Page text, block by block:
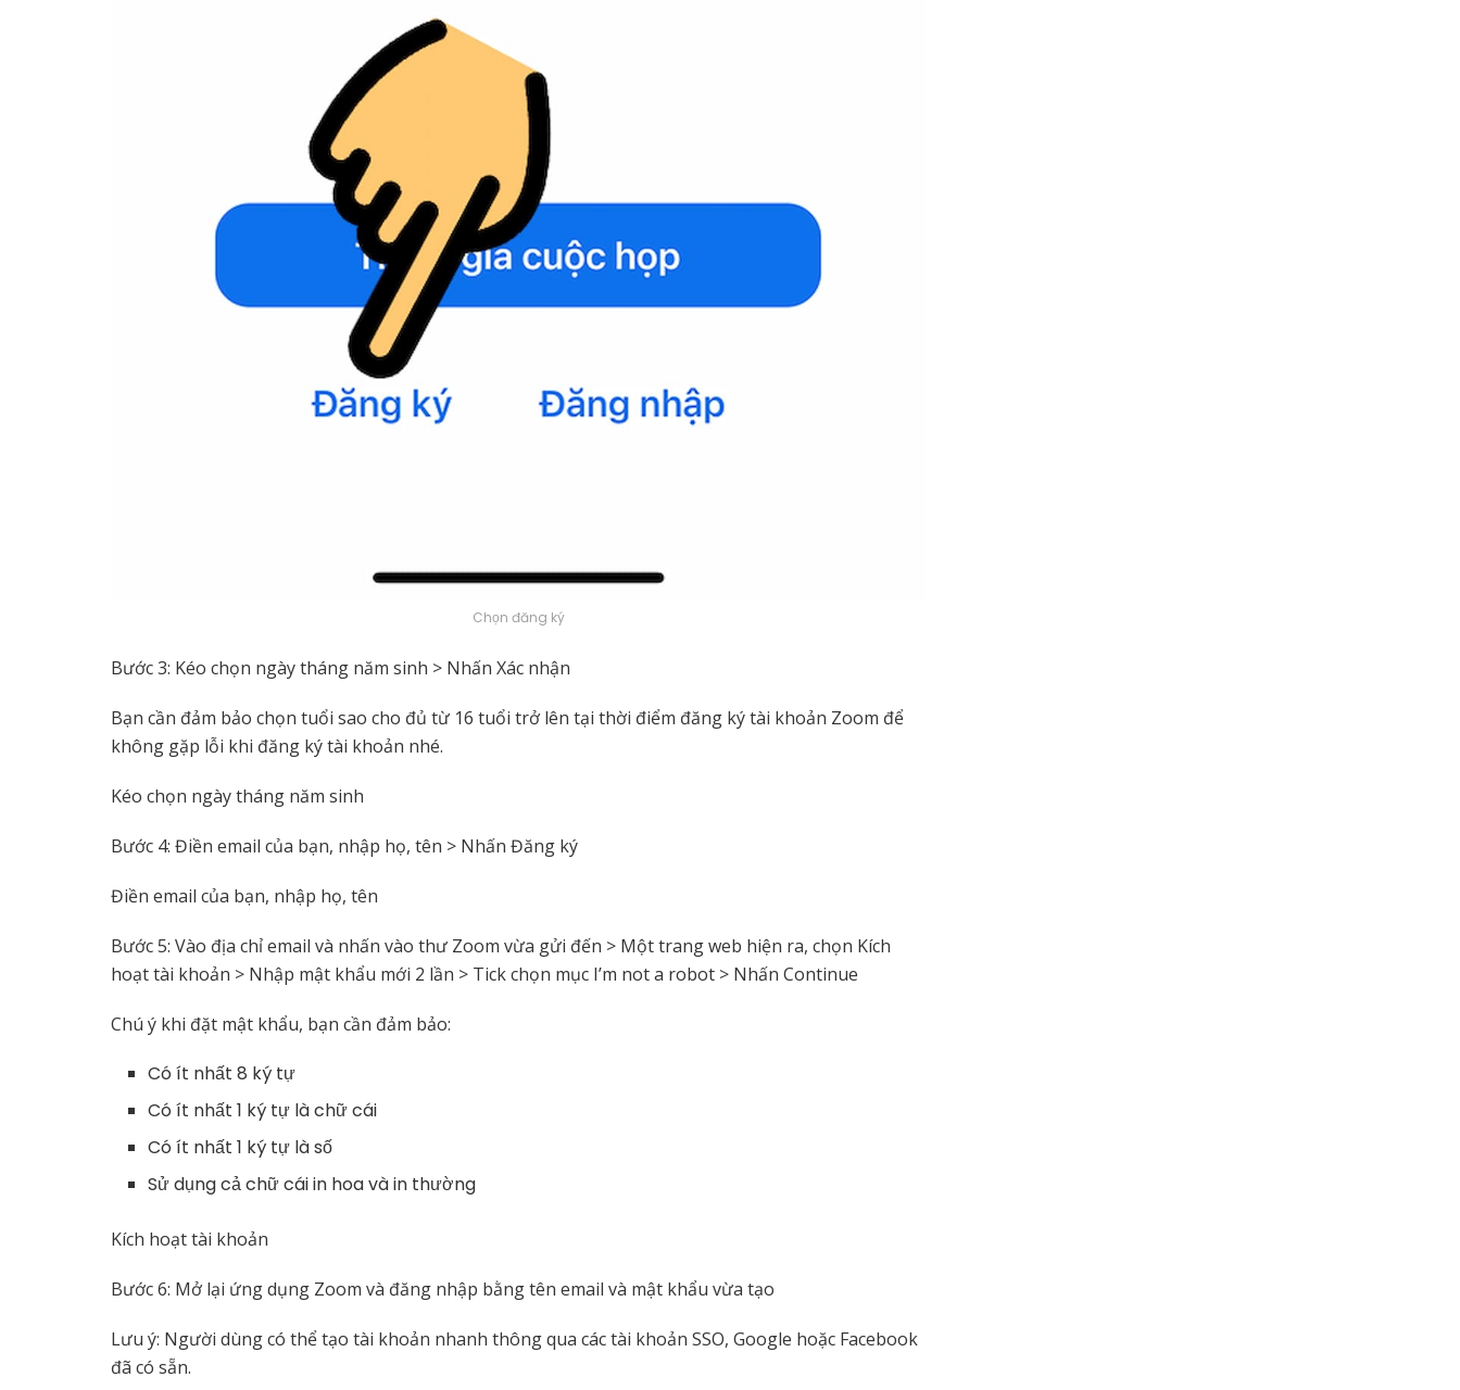
Chọn đăng ký
Bước 3: Kéo chọn ngày tháng năm sinh > Nhấn Xác nhận
Bạn cần đảm bảo chọn tuổi sao cho đủ từ 16 tuổi trở lên tại thời điểm đăng ký tài khoản Zoom để
không gặp lỗi khi đăng ký tài khoản nhé.
Kéo chọn ngày tháng năm sinh
Bước 4: Điền email của bạn, nhập họ, tên > Nhấn Đăng ký
Điền email của bạn, nhập họ, tên
Bước 5: Vào địa chỉ email và nhấn vào thư Zoom vừa gửi đến > Một trang web hiện ra, chọn Kích
hoạt tài khoản > Nhập mật khẩu mới 2 lần > Tick chọn mục I’m not a robot > Nhấn Continue
Chú ý khi đặt mật khẩu, bạn cần đảm bảo:
Có ít nhất 8 ký tự
Có ít nhất 1 ký tự là chữ cái
Có ít nhất 1 ký tự là số
Sử dụng cả chữ cái in hoa và in thường
Kích hoạt tài khoản
Bước 6: Mở lại ứng dụng Zoom và đăng nhập bằng tên email và mật khẩu vừa tạo
Lưu ý: Người dùng có thể tạo tài khoản nhanh thông qua các tài khoản SSO, Google hoặc Facebook
đã có sẵn.